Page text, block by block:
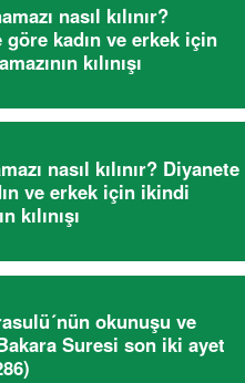
nasıl kılınır?
göre kadın ve erkek için
kılınışı
nasıl kılınır? Diyanete
ve erkek için ikindi
kılınışı
okunuşu ve
Suresi son iki ayet